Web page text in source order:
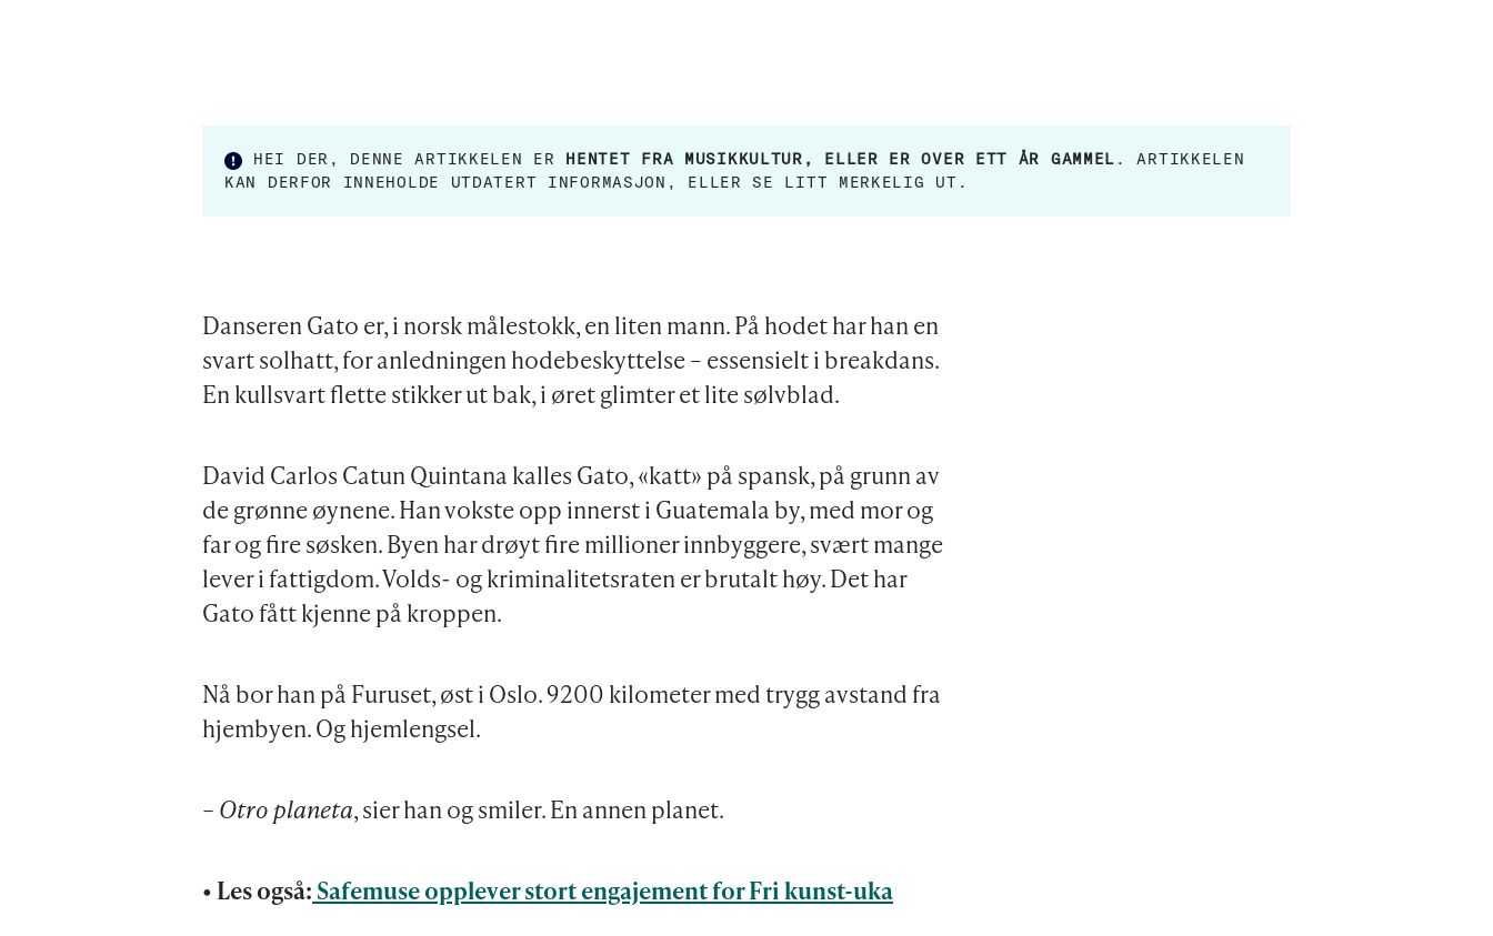
HEI DER, DENNE ARTIKKELEN ER HENTET FRA MUSIKKULTUR, ELLER ER OVER ETT ÅR GAMMEL . ARTIKKELEN
KAN DERFOR INNEHOLDE UTDATERT INFORMASJON, ELLER SE LITT MERKELIG UT.
Danseren Gato er, i norsk målestokk, en liten mann. På hodet har han en
svart solhatt, for anledningen hodebeskyttelse – essensielt i breakdans.
En kullsvart flette stikker ut bak, i øret glimter et lite sølvblad.
David Carlos Catun Quintana kalles Gato, «katt» på spansk, på grunn av
de grønne øynene. Han vokste opp innerst i Guatemala by, med mor og
far og fire søsken. Byen har drøyt fire millioner innbyggere, svært mange
lever i fattigdom. Volds- og kriminalitetsraten er brutalt høy. Det har
Gato fått kjenne på kroppen.
Nå bor han på Furuset, øst i Oslo. 9200 kilometer med trygg avstand fra
hjembyen. Og hjemlengsel.
– Otro planeta, sier han og smiler. En annen planet.
• Les også: Safemuse opplever stort engajement for Fri kunst-uka